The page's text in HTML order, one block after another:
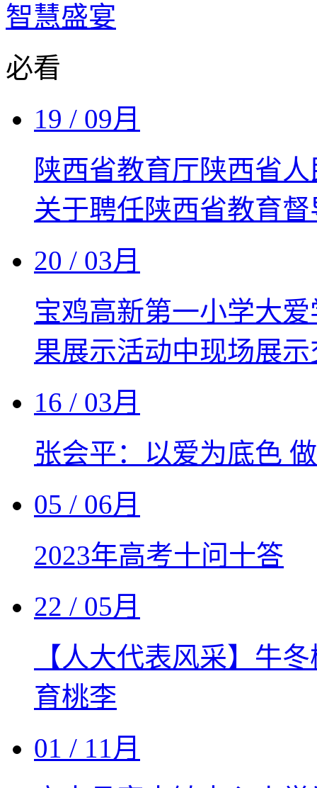
智慧盛宴
必看
19 / 09月
陕西省教育厅陕西省
关于聘任陕西省教育
20 / 03月
宝鸡高新第一小学大
果展示活动中现场展示
16 / 03月
张会平：以爱为底色
05 / 06月
2023年高考十问十答
22 / 05月
【人大代表风采】牛
育桃李
01 / 11月